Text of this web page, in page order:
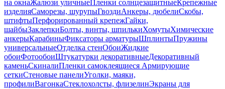
на окнаЖалюзи уличныеПленки солнцезащитныеКрепежные
изделияСаморезы, шурупыГвоздиАнкеры, дюбелиСкобы,
штифтыПерфорированный крепежГайки,
шайбыЗаклепкиБолты, винты, шпилькиХомутыХимические
анкерыКарабиныФиксаторы арматурыШплинтыПружины
универсальныеОтделка стенОбоиЖидкие
обоиФотообоиШтукатурки декоративныеДекоративный
каменьСкиналиПленки самоклеящиеся Армирующие
сеткиСтеновые панелиУголки, маяки,
профилиВагонкаСтеклохолсты, флизелинЭкраны для